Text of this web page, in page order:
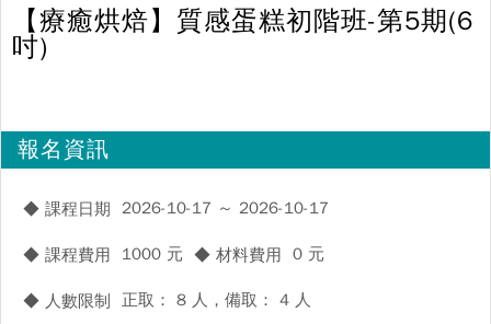
【療癒烘焙】質感蛋糕初階班-第5期(6
吋)
報名資訊
◆ 課程日期 2026-10-17 ～ 2026-10-17
◆ 課程費用 1000 元 ◆ 材料費用 0 元
◆ 人數限制 正取： 8 人，備取： 4 人